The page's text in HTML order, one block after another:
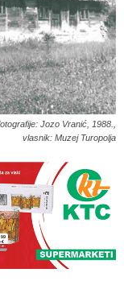
Jozo Vranić, 1988.,
vlasnik: Muzej Turopolja